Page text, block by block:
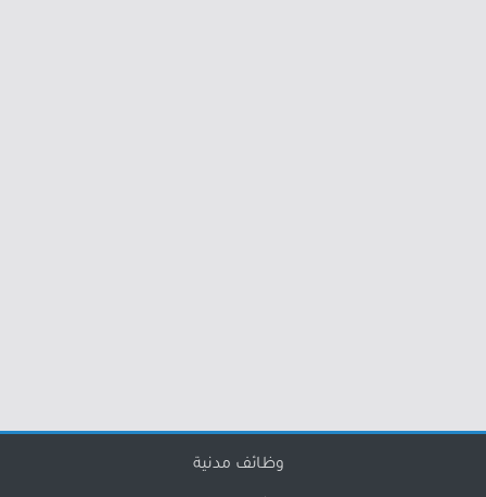
وظائف مدنية